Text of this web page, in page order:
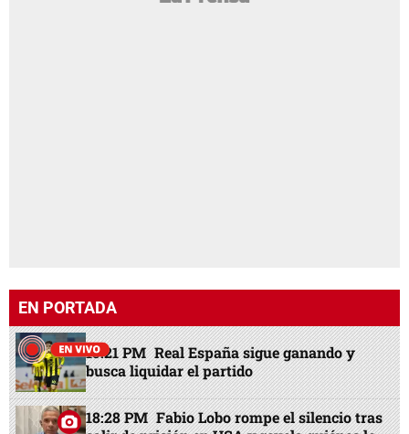
EN PORTADA
15:21 PM Real España sigue ganando y
busca liquidar el partido
18:28 PM Fabio Lobo rompe el silencio tras